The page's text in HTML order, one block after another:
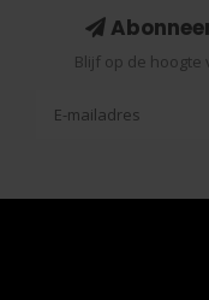
Blijf op de hoogte